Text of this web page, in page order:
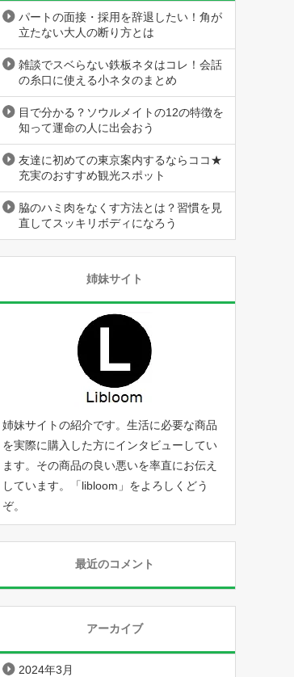
パートの面接・採用を辞退したい！角が
立たない大人の断り方とは
雑談でスベらない鉄板ネタはコレ！会話
の糸口に使える小ネタのまとめ
目で分かる？ソウルメイトの12の特徴を
知って運命の人に出会おう
友達に初めての東京案内するならココ★
充実のおすすめ観光スポット
脇のハミ肉をなくす方法とは？習慣を見
直してスッキリボディになろう
姉妹サイト
姉妹サイトの紹介です。生活に必要な商品
を実際に購入した方にインタビューしてい
ます。その商品の良い悪いを率直にお伝え
しています。「libloom 」をよろしくどう
ぞ。
最近のコメント
アーカイブ
2024年3月